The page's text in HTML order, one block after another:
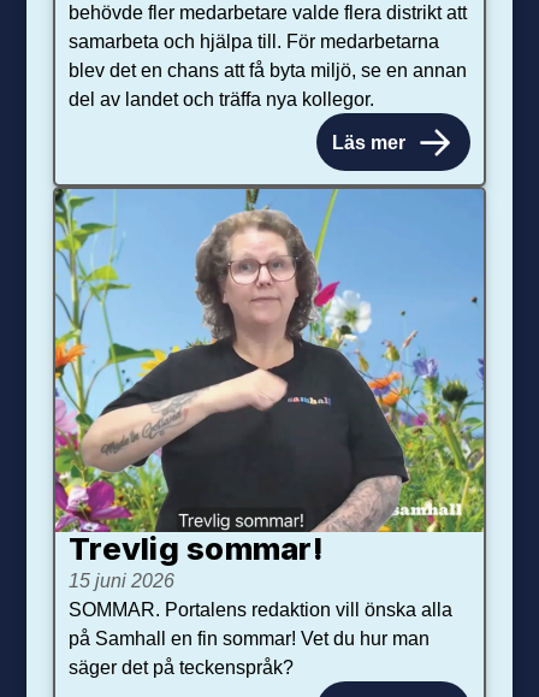
behövde fler medarbetare valde flera distrikt att
samarbeta och hjälpa till. För medarbetarna
blev det en chans att få byta miljö, se en annan
del av landet och träffa nya kollegor.
Läs mer
Trevlig sommar!
15 juni 2026
SOMMAR. Portalens redaktion vill önska alla
på Samhall en fin sommar! Vet du hur man
säger det på teckenspråk?